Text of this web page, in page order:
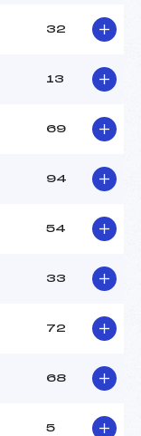
32
13
69
94
54
33
72
68
5